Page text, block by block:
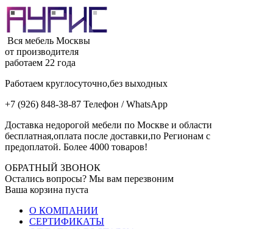
Вся мебель Москвы
от производителя
работаем 22 года
Работаем круглосуточно,без выходных
+7 (926) 848-38-87 Телефон / WhatsApp
Доставка недорогой мебели по Москве и области
бесплатная,оплата после доставки,по Регионам с
предоплатой. Более 4000 товаров!
ОБРАТНЫЙ ЗВОНОК
Остались вопросы? Мы вам перезвоним
Ваша корзина пуста
О КОМПАНИИ
СЕРТИФИКАТЫ